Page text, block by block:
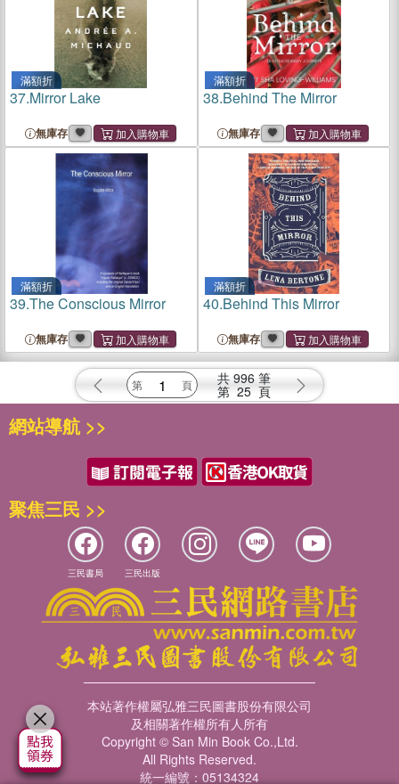
滿額折
37.Mirror Lake
無庫存
滿額折
38.Behind The Mirror
無庫存
滿額折
39.The Conscious Mirror
無庫存
滿額折
40.Behind This Mirror
無庫存
共 996 筆
第 25 頁
網站導航 >>
聚焦三民 >>
三民書局 三民出版
本站著作權屬弘雅三民圖書股份有限公司
及相關著作權所有人所有
Copyright © San Min Book Co.,Ltd.
All Rights Reserved.
統一編號：05134324